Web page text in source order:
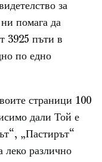
за
помага да
3925 пъти в
по едно
страници 100
дали Той е
„Пастирът“
леко различно